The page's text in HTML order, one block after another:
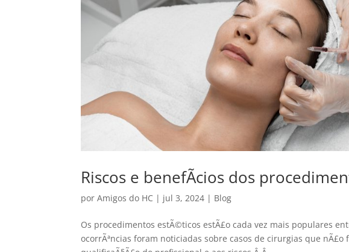
Riscos e benefÃ­cios dos
porAmigos do HC | jul 3, 2024 | Blog
Os procedimentos estÃ©ticos estÃ£o cada vez mais populares
ocorrÃªncias foram noticiadas sobre casos de cirurgias que